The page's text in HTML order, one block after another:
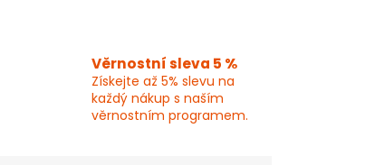
Věrnostní sleva 5 %
Získejte až 5% slevu na
každý nákup s naším
věrnostním programem.